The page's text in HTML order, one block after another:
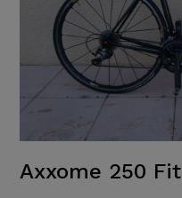
Axxome 250